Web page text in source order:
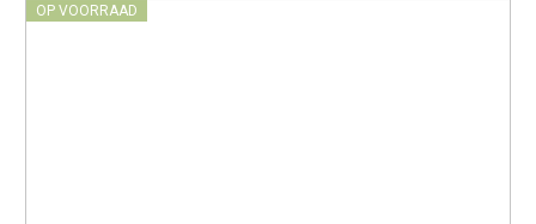
OP VOORRAAD